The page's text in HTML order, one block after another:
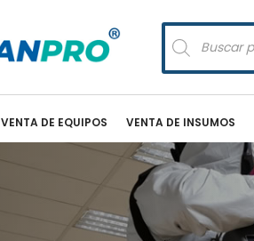
Búsqueda
de
productos
VENTA DE EQUIPOS VENTA DE INSUMOS